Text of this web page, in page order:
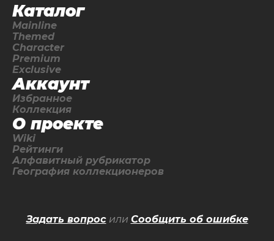
Каталог
Mainline
Themed
Character
Premium
Exclusive
Аккаунт
Избранное
Коллекция
О проекте
Wiki
Рейтинги
Алфавитный рубрикатор
География коллекционеров
Задать вопросили Сообщить об ошибке